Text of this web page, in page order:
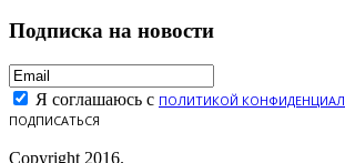
Подписка на новости
Я соглашаюсь с ПОЛИТИКОЙ
ПОДПИСАТЬСЯ
Copyright 2016.